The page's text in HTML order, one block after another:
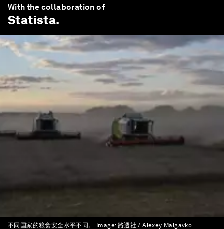
With the collaboration of
Statista.
不同国家的粮食安全水平不同。 Image: 路透社 / Alexey Malgavko